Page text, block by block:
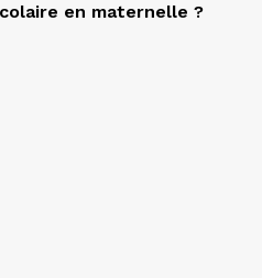
en maternelle ?